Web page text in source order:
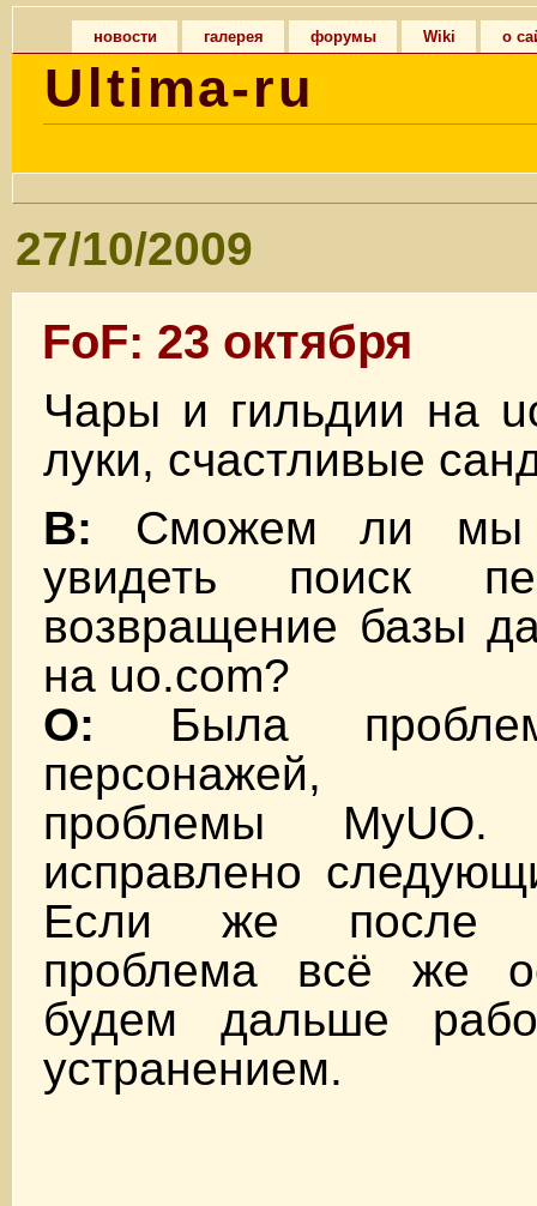
новости галерея форумы Wiki о
Ultima-ru
27/10/2009
FoF: 23 октября
Чары и гильдии на
луки, счастливые
В: Сможем ли мы
увидеть поиск
возвращение базы
на uo.com?
О: Была
персонажей,
проблемы
исправлено
Если же после
проблема всё же
будем дальше
устранением.